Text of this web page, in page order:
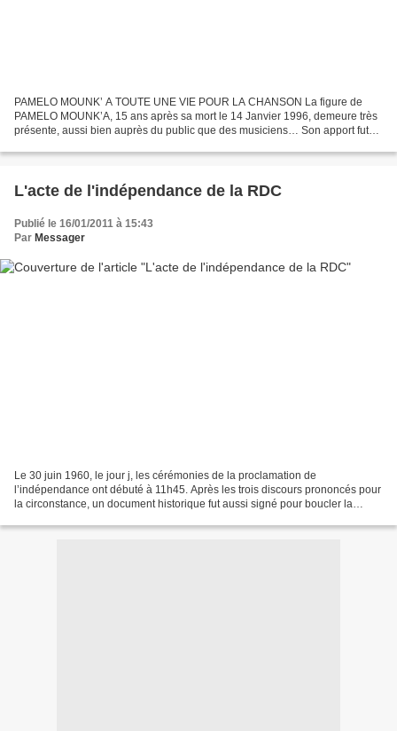
PAMELO MOUNK’ A TOUTE UNE VIE POUR LA CHANSON La figure de
PAMELO MOUNK’A, 15 ans après sa mort le 14 Janvier 1996, demeure très
présente, aussi bien auprès du public que des musiciens… Son apport fut
L'acte de l'indépendance de la RDC
Publié le 16/01/2011 à 15:43
Par Messager
Le 30 juin 1960, le jour j, les cérémonies de la proclamation de
l’indépendance ont débuté à 11h45. Après les trois discours prononcés pour
la circonstance, un document historique fut aussi signé pour boucler la